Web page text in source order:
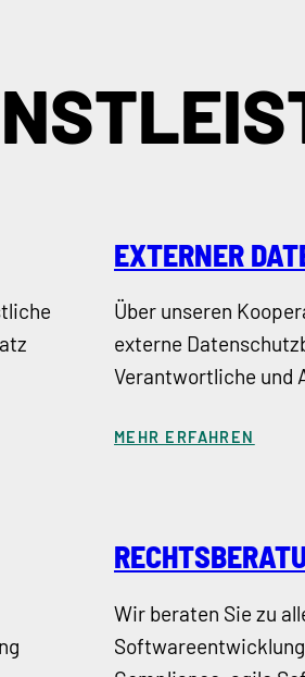
EXTERNER
Über unseren
externe
Verantwortliche und
MEHR ERFAHREN
Wir beraten Sie zu